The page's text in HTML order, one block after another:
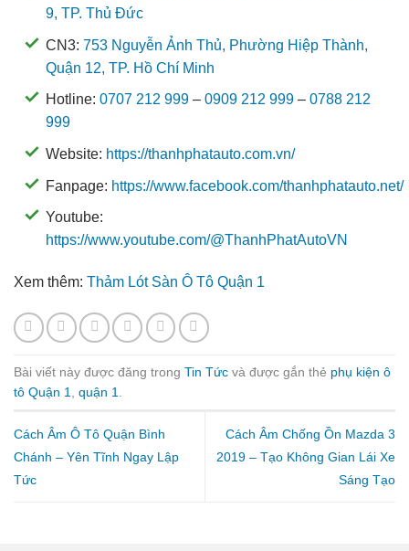
9, TP. Thủ Đức
CN3: 753 Nguyễn Ảnh Thủ, Phường Hiệp Thành,
Quận 12, TP. Hồ Chí Minh
Hotline: 0707 212 999 – 0909 212 999 – 0788 212
999
Website: https://thanhphatauto.com.vn/
Fanpage: https://www.facebook.com/thanhphatauto.net/
Youtube:
https://www.youtube.com/@ThanhPhatAutoVN
Xem thêm: Thảm Lót Sàn Ô Tô Quận 1
Bài viết này được đăng trong Tin Tức và được gắn thẻ phụ kiện ô
tô Quận 1
quận 1
Cách Âm Ô Tô Quận Bình
Chánh – Yên Tĩnh Ngay Lập
Tức
Cách Âm Chống Ồn Mazda 3
2019 – Tạo Không Gian Lái Xe
Sáng Tạo